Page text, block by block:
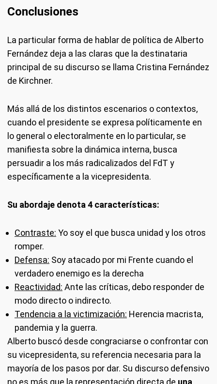
Conclusiones
La particular forma de hablar de política de Alberto
Fernández deja a las claras que la destinataria
principal de su discurso se llama Cristina Fernández
de Kirchner.
Más allá de los distintos escenarios o contextos,
cuando el presidente se expresa políticamente en
lo general o electoralmente en lo particular, se
manifiesta sobre la dinámica interna, busca
persuadir a los más radicalizados del FdT y
específicamente a la vicepresidenta.
Su abordaje denota 4 características:
Contraste: Yo soy el que busca unidad y los otros
romper.
Defensa: Soy atacado por mi Frente cuando el
verdadero enemigo es la derecha
Reactividad: Ante las críticas, debo responder de
modo directo o indirecto.
Tendencia a la victimización: Herencia macrista,
pandemia y la guerra.
Alberto buscó desde congraciarse o confrontar con
su vicepresidenta, su referencia necesaria para la
mayoría de los pasos por dar. Su discurso defensivo
no es más que la representación directa de una